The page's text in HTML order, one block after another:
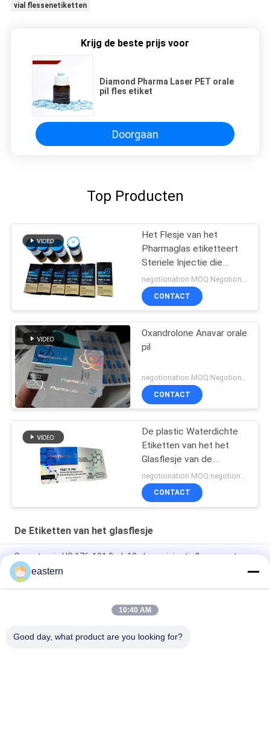
vial flessenetiketten
Krijg de beste prijs voor
Diamond Pharma Laser PET orale
pil fles etiket
Doorgaan
Top Producten
Het Flesje van het
Pharmaglas etiketteert
Steriele Injectie die
Farmaceutische
Verpakking drukt
CONTACT
Oxandrolone Anavar orale
pil
CONTACT
De plastic Waterdichte
Etiketten van het het
Glasflesje van de
Hologramtest euro 250
CONTACT
De Etiketten van het glasflesje
Somatropin HG 176-191 2mlx10 glazen injectieflacon met
etiketten
tren-acetaatflacon Flaconlabels met volledige set paer-
eastern
10:40 AM
Good day, what product are you looking for?